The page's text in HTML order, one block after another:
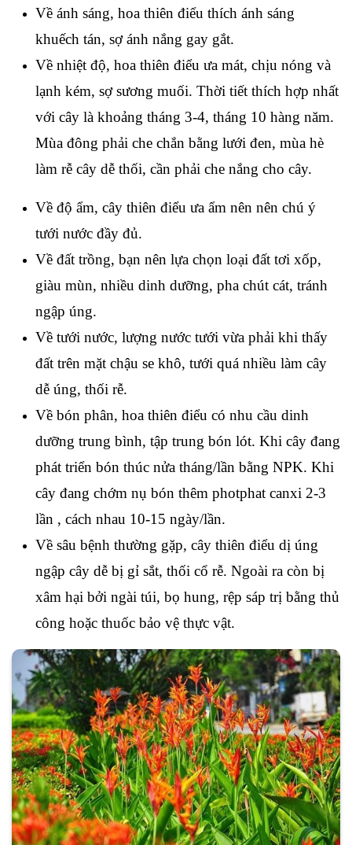
Về ánh sáng, hoa thiên điểu thích ánh sáng
khuếch tán, sợ ánh nắng gay gắt.
Về nhiệt độ, hoa thiên điểu ưa mát, chịu nóng và
lạnh kém, sợ sương muối. Thời tiết thích hợp nhất
với cây là khoảng tháng 3-4, tháng 10 hàng năm.
Mùa đông phải che chắn bằng lưới đen, mùa hè
làm rễ cây dễ thối, cần phải che nắng cho cây.
Về độ ẩm, cây thiên điểu ưa ẩm nên nên chú ý
tưới nước đầy đủ.
Về đất trồng, bạn nên lựa chọn loại đất tơi xốp,
giàu mùn, nhiều dinh dưỡng, pha chút cát, tránh
ngập úng.
Về tưới nước, lượng nước tưới vừa phải khi thấy
đất trên mặt chậu se khô, tưới quá nhiều làm cây
dễ úng, thối rễ.
Về bón phân, hoa thiên điểu có nhu cầu dinh
dưỡng trung bình, tập trung bón lót. Khi cây đang
phát triển bón thúc nửa tháng/lần bằng NPK. Khi
cây đang chớm nụ bón thêm photphat canxi 2-3
lần , cách nhau 10-15 ngày/lần.
Về sâu bệnh thường gặp, cây thiên điểu dị úng
ngập cây dễ bị gỉ sắt, thối cổ rễ. Ngoài ra còn bị
xâm hại bởi ngài túi, bọ hung, rệp sáp trị bằng thủ
công hoặc thuốc bảo vệ thực vật.